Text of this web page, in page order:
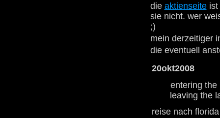
die aktienseiteist
sie nicht. wer
;)
mein derzeitiger
die eventuell
20okt2008
entering the
leaving the
reise nach